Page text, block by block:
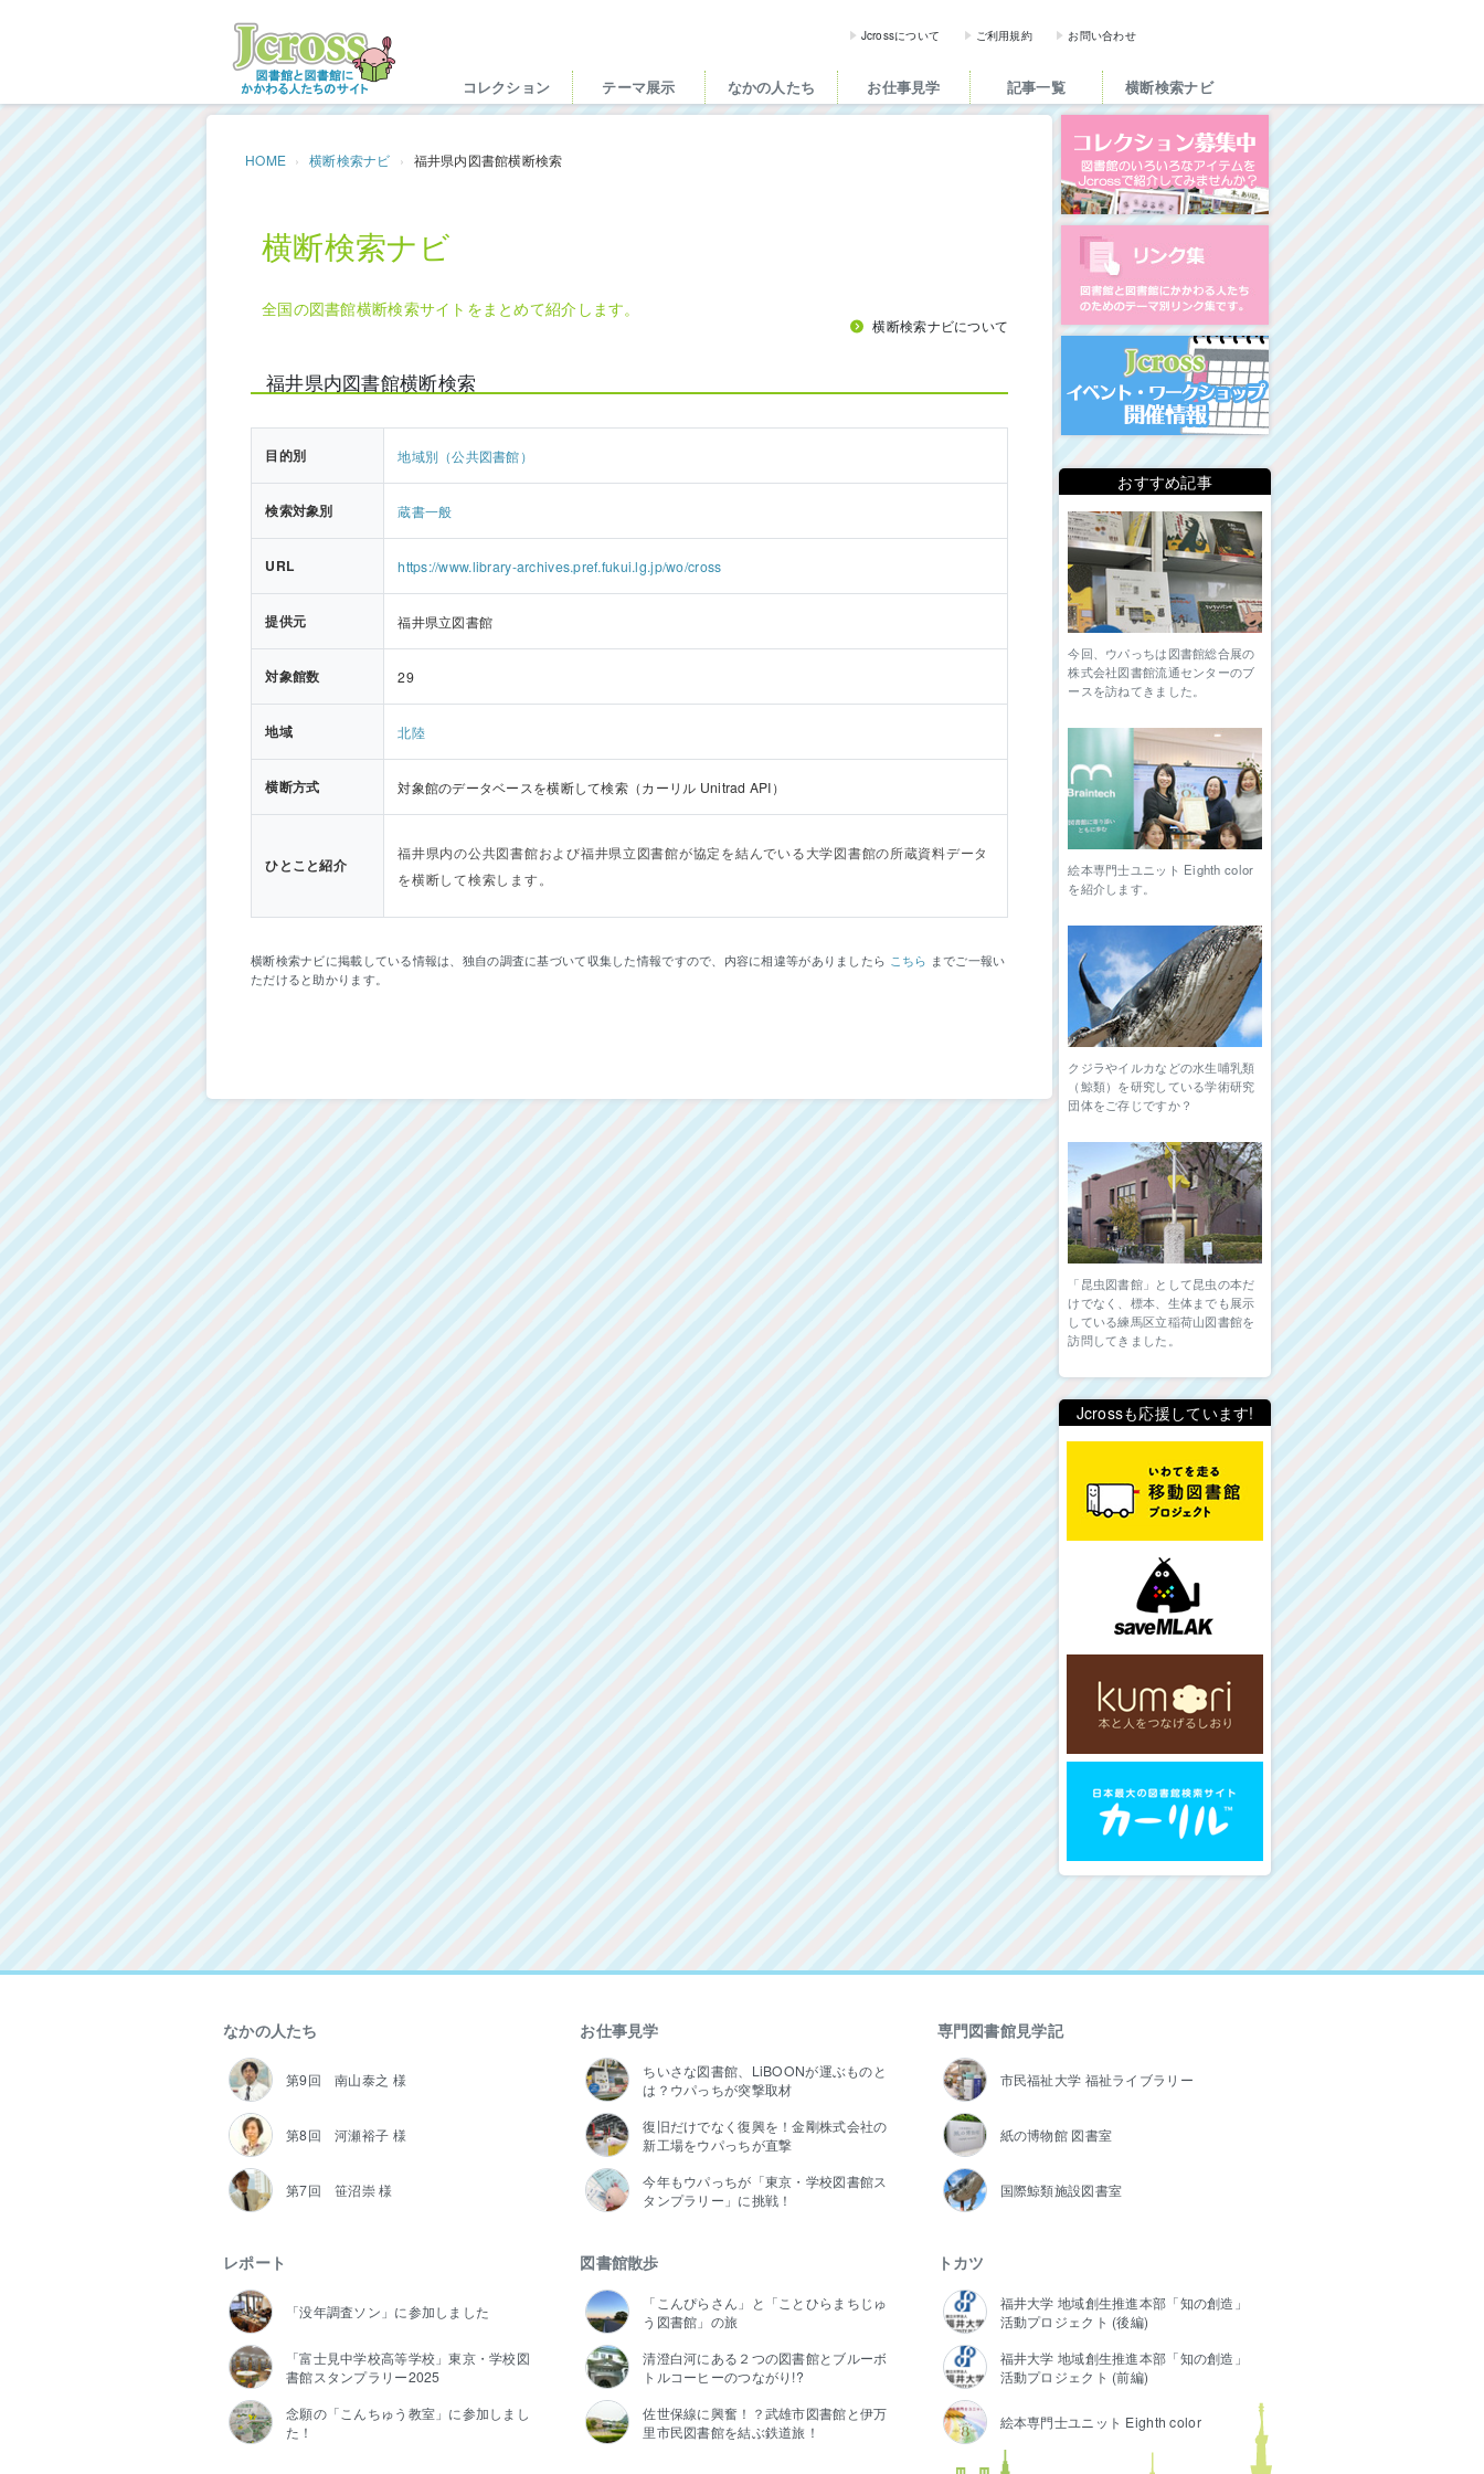
Jcross（ジェイクロス）| 図書館と図書館にかかわる人た
Jcrossについて ご利用規約 お問い合わせ
コレクション テーマ展示 なかの人たち お仕事見学 記事一覧 横断検索ナビ
HOME 横断検索ナビ 福井県内図書館横断検索
横断検索ナビ
全国の図書館横断検索サイトをまとめて紹介します。
横断検索ナビについて
福井県内図書館横断検索
目的別 地域別（公共図書館）
検索対象別 蔵書一般
URL https://www.library-archives.pref.fukui.lg.jp/wo/cross
提供元 福井県立図書館
対象館数 29
地域 北陸
横断方式 対象館のデータベースを横断して検索（カーリル Unitrad API）
ひとこと紹介
福井県内の公共図書館および福井県立図書館が協定を結んでいる大学図書館の所蔵資料データ
を横断して検索します。
横断検索ナビに掲載している情報は、独自の調査に基づいて収集した情報ですので、内容に相違等がありましたら こちら までご一報い
ただけると助かります。
コレクション募集中
図書館リンク集
イベント・ワークショップ開
おすすめ記事
今回、ウパっちは図書館総合展の
株式会社図書館流通センターのブ
ースを訪ねてきました。
絵本専門士ユニット Eighth color
を紹介します。
クジラやイルカなどの水生哺乳類
（鯨類）を研究している学術研究
団体をご存じですか？
「昆虫図書館」として昆虫の本だ
けでなく、標本、生体までも展示
している練馬区立稲荷山図書館を
訪問してきました。
Jcrossも応援しています!
なかの人たち
第9回 南山泰之 様
第8回 河瀬裕子 様
第7回 笹沼崇 様
お仕事見学
ちいさな図書館、LiBOONが運ぶものと
は？ウパっちが突撃取材
復旧だけでなく復興を！金剛株式会社の
新工場をウパっちが直撃
今年もウパっちが「東京・学校図書館ス
タンプラリー」に挑戦！
専門図書館見学記
市民福祉大学 福祉ライブラリー
紙の博物館 図書室
国際鯨類施設図書室
レポート
「没年調査ソン」に参加しました
「富士見中学校高等学校」東京・学校図
書館スタンプラリー2025
念願の「こんちゅう教室」に参加しまし
た！
図書館散歩
「こんぴらさん」と「ことひらまちじゅ
う図書館」の旅
清澄白河にある２つの図書館とブルーボ
トルコーヒーのつながり!?
佐世保線に興奮！？武雄市図書館と伊万
里市民図書館を結ぶ鉄道旅！
トカツ
福井大学 地域創生推進本部「知の創造」
活動プロジェクト (後編)
福井大学 地域創生推進本部「知の創造」
活動プロジェクト (前編)
絵本専門士ユニット Eighth color